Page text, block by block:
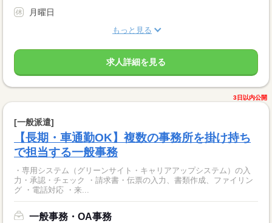
月曜日
もっと見る
求人詳細を見る
3日以内公開
[一般派遣]
【長期・車通勤OK】複数の事務所を掛け持ち
で担当する一般事務
・専用システム（グリーンサイト・キャリアアップシステム）の入
力・承認・チェック ・請求書・伝票の入力、書類作成、ファイリン
グ ・電話対応 ・来...
一般事務・OA事務